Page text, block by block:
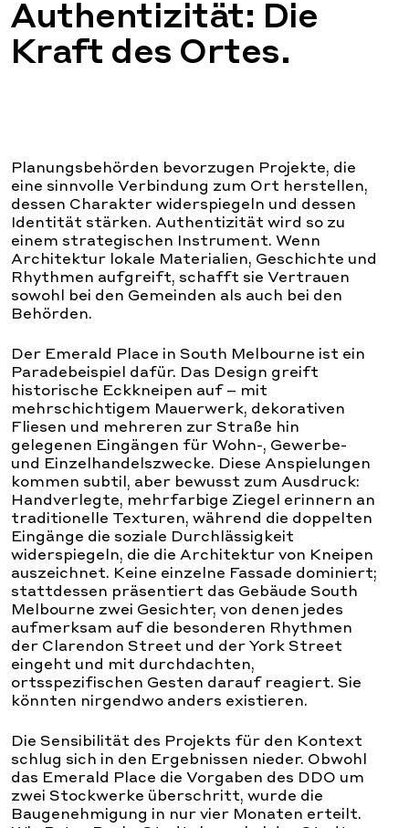
Authentizität: Die
Kraft des Ortes.
Planungsbehörden bevorzugen Projekte, die
eine sinnvolle Verbindung zum Ort herstellen,
dessen Charakter widerspiegeln und dessen
Identität stärken. Authentizität wird so zu
einem strategischen Instrument. Wenn
Architektur lokale Materialien, Geschichte und
Rhythmen aufgreift, schafft sie Vertrauen
sowohl bei den Gemeinden als auch bei den
Behörden.
Der Emerald Place in South Melbourne ist ein
Paradebeispiel dafür. Das Design greift
historische Eckkneipen auf – mit
mehrschichtigem Mauerwerk, dekorativen
Fliesen und mehreren zur Straße hin
gelegenen Eingängen für Wohn-, Gewerbe-
und Einzelhandelszwecke. Diese Anspielungen
kommen subtil, aber bewusst zum Ausdruck:
Handverlegte, mehrfarbige Ziegel erinnern an
traditionelle Texturen, während die doppelten
Eingänge die soziale Durchlässigkeit
widerspiegeln, die die Architektur von Kneipen
auszeichnet. Keine einzelne Fassade dominiert;
stattdessen präsentiert das Gebäude South
Melbourne zwei Gesichter, von denen jedes
aufmerksam auf die besonderen Rhythmen
der Clarendon Street und der York Street
eingeht und mit durchdachten,
ortsspezifischen Gesten darauf reagiert. Sie
könnten nirgendwo anders existieren.
Die Sensibilität des Projekts für den Kontext
schlug sich in den Ergebnissen nieder. Obwohl
das Emerald Place die Vorgaben des DDO um
zwei Stockwerke überschritt, wurde die
Baugenehmigung in nur vier Monaten erteilt.